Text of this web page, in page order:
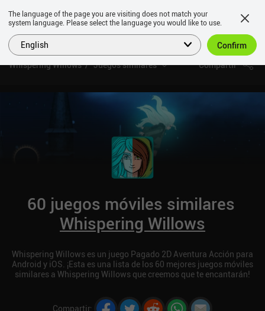
Whispering Willows Juegos similares Compartir
60 juegos móviles similares
Whispering Willows
Whispering Willows es un juego Pagado 2D Aventura Acción para
Android y iOS. ¡Esta es una lista de los 60 mejores juegos móviles
similares a Whispering Willows que creemos que te encantarán!
Compartir:
The language of the page you are visiting does not match your
system language. Please select the language you would like to use.
English Confirm